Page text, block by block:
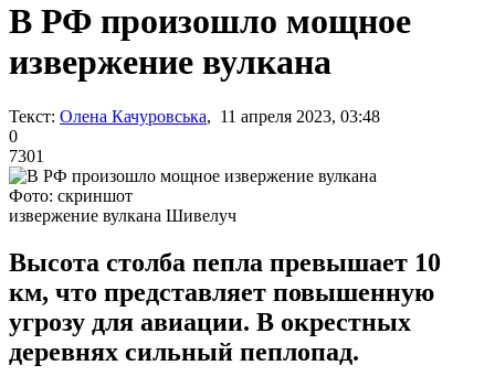
В РФ произошло мощное
извержение вулкана
Текст: Олена Качуровська, 11 апреля 2023, 03:48
0
7301
Фото: скриншот
извержение вулкана Шивелуч
Высота столба пепла превышает 10
км, что представляет повышенную
угрозу для авиации. В окрестных
деревнях сильный пеплопад.